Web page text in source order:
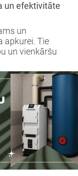
un efektivitāte
un
apkurei. Tie
un vienkāršu